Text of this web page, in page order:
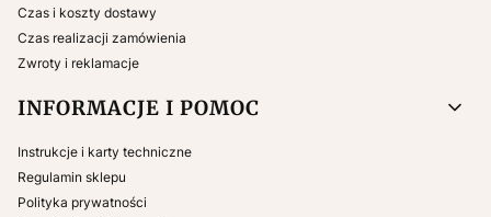
Czas i koszty dostawy
Czas realizacji zamówienia
Zwroty i reklamacje
INFORMACJE I POMOC
Instrukcje i karty techniczne
Regulamin sklepu
Polityka prywatności